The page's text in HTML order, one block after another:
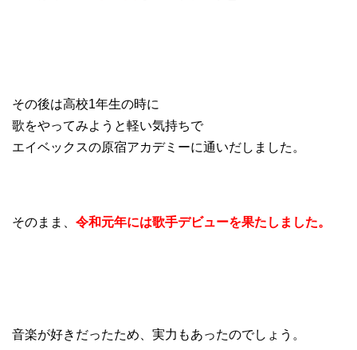
その後は高校1年生の時に
歌をやってみようと軽い気持ちで
エイベックスの原宿アカデミーに通いだしました。
そのまま、 令和元年には歌手デビューを果たしました。
音楽が好きだったため、実力もあったのでしょう。